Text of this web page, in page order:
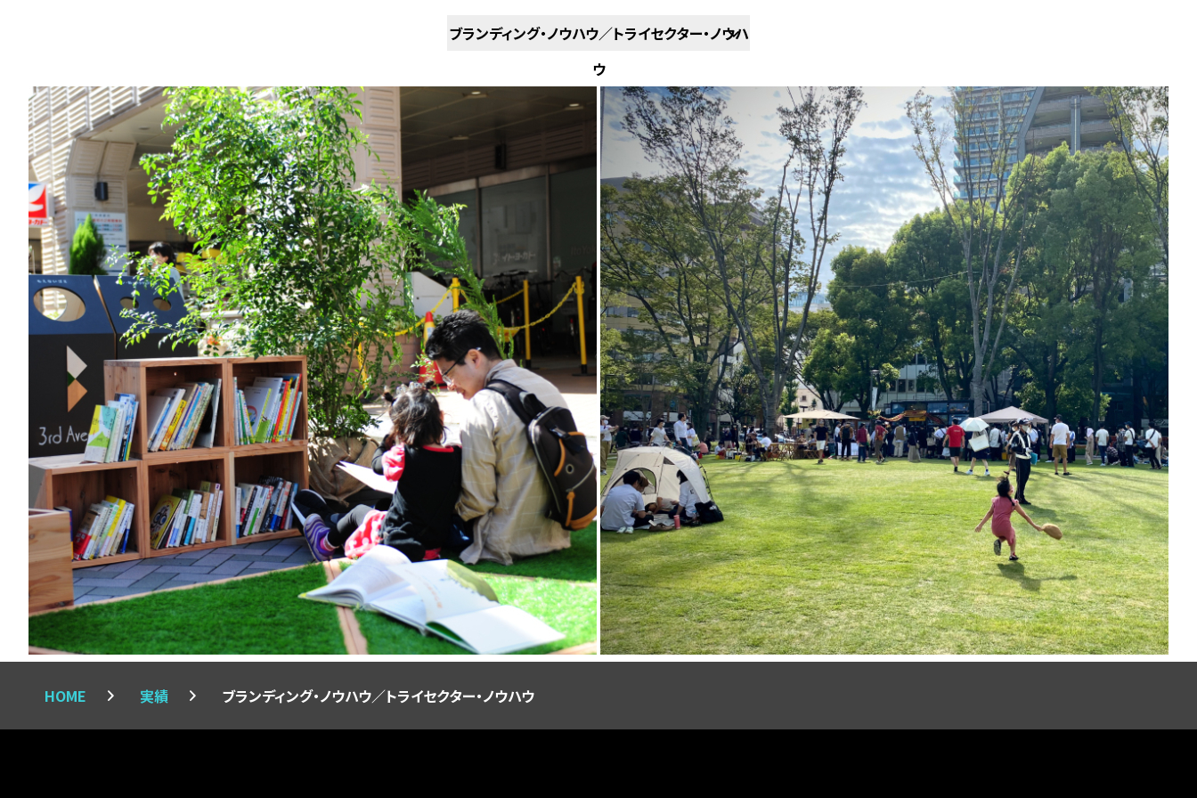
ブランディング・ノウハウ／トライセクター・ノウハ
ウ
HOME 実績 ブランディング・ノウハウ／トライセクター・ノウハウ